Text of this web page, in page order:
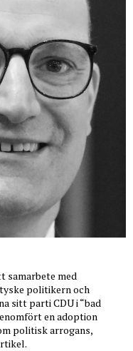
samarbete med
politikern och
sitt parti CDU i “bad
en adoption
politisk arrogans,